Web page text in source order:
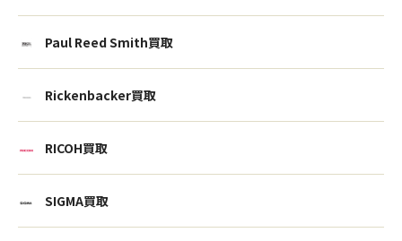
Paul Reed Smith買取
Rickenbacker買取
RICOH買取
SIGMA買取